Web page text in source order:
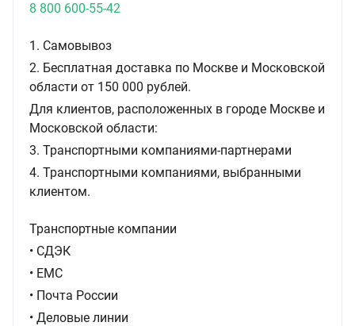
8 800 600-55-42
1. Самовывоз
2. Бесплатная доставка по Москве и Московской
области от 150 000 рублей.
Для клиентов, расположенных в городе Москве и
Московской области:
3. Транспортными компаниями-партнерами
4. Транспортными компаниями, выбранными
клиентом.
Транспортные компании
• СДЭК
• ЕМС
• Почта России
• Деловые линии